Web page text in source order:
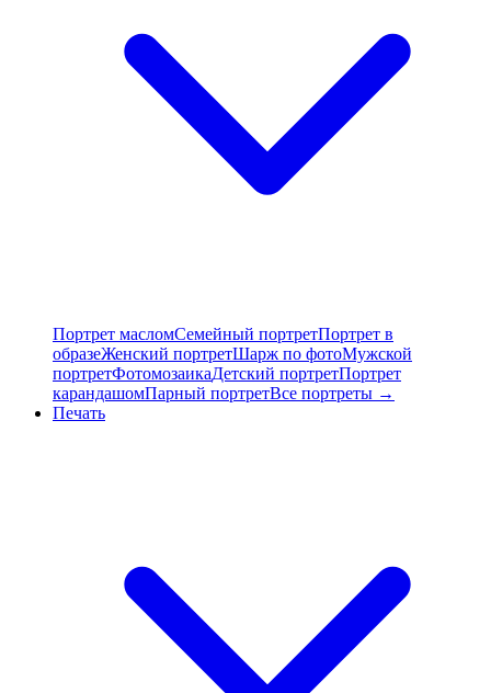
Портрет масломСемейный портретПортрет в
образеЖенский портретШарж по фотоМужской
портретФотомозаикаДетский портретПортрет
карандашомПарный портретВсе портреты →
Печать